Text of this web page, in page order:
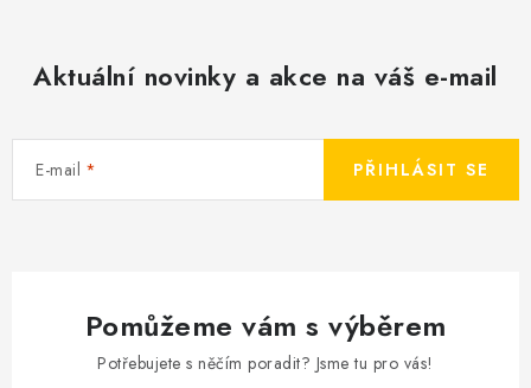
MEGA SLEVY
NOVINKY INOV-8
Aktuální novinky a akce na váš e-mail
E-mail PŘIHLÁSIT SE
Pomůžeme vám s výběrem
Potřebujete s něčím poradit? Jsme tu pro vás!